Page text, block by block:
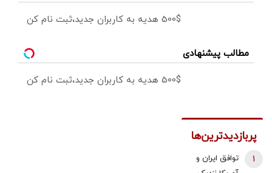
500$ هدیه به کاربران جدید،ثبت نام کن
مطالب پیشنهادی
500$ هدیه به کاربران جدید،ثبت نام کن
پربازدیدترین‌ها
توافق ایران و
1